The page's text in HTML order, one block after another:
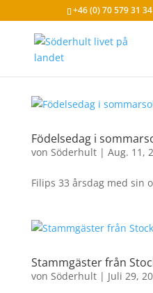
+46 (0) 70 579 31 34
Födelsedag i
von Söderhult| Aug. 11,
Filips 33 årsdag med sin
Stammgäster från
von Söderhult| Juli 29,